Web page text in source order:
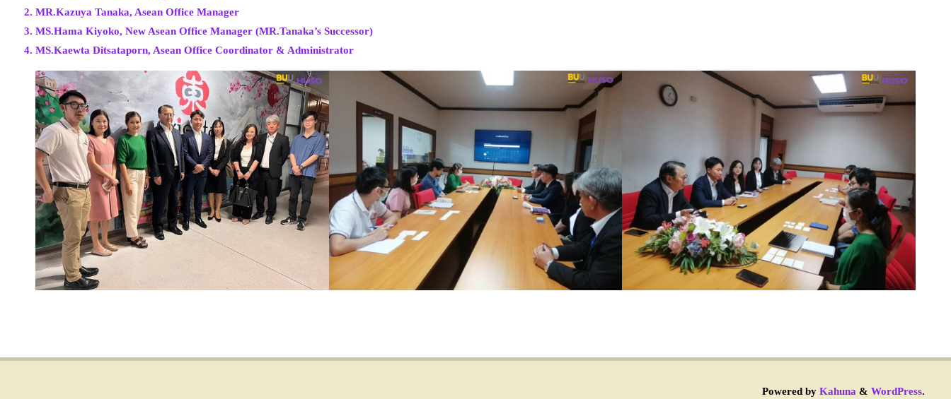
MR.Kazuya Tanaka, Asean Office Manager
MS.Hama Kiyoko, New Asean Office Manager (MR.Tanaka’s Successor)
MS.Kaewta Ditsataporn, Asean Office Coordinator & Administrator
Powered byKahuna& WordPress.